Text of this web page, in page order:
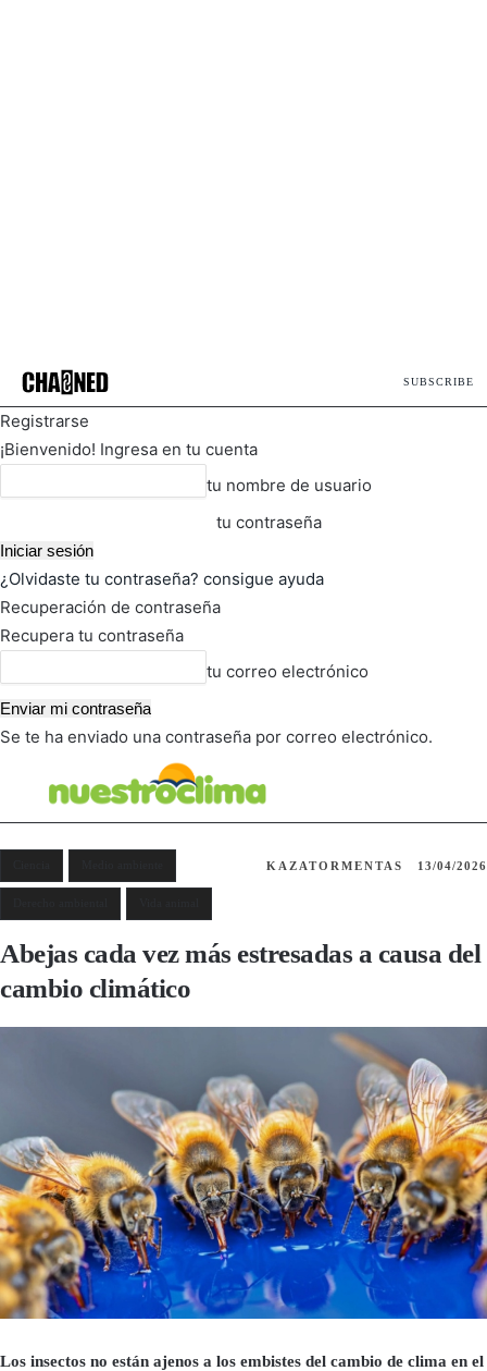
SUBSCRIBE
Registrarse
¡Bienvenido! Ingresa en tu cuenta
tu nombre de usuario
tu contraseña
¿Olvidaste tu contraseña? consigue ayuda
Recuperación de contraseña
Recupera tu contraseña
tu correo electrónico
Se te ha enviado una contraseña por correo electrónico.
KAZATORMENTAS 13/04/2026
Abejas cada vez más estresadas a causa del
cambio climático
Los insectos no están ajenos a los embistes del cambio de clima en el